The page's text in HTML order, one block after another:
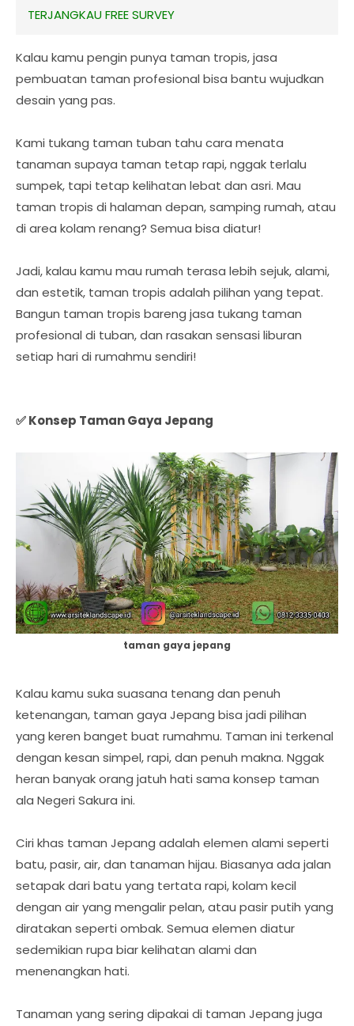
TERJANGKAU FREE SURVEY
Kalau kamu pengin punya taman tropis, jasa
pembuatan taman profesional bisa bantu wujudkan
desain yang pas.
Kami tukang taman tuban tahu cara menata
tanaman supaya taman tetap rapi, nggak terlalu
sumpek, tapi tetap kelihatan lebat dan asri. Mau
taman tropis di halaman depan, samping rumah, atau
di area kolam renang? Semua bisa diatur!
Jadi, kalau kamu mau rumah terasa lebih sejuk, alami,
dan estetik, taman tropis adalah pilihan yang tepat.
Bangun taman tropis bareng jasa tukang taman
profesional di tuban, dan rasakan sensasi liburan
setiap hari di rumahmu sendiri!
✅ Konsep Taman Gaya Jepang
taman gaya jepang
Kalau kamu suka suasana tenang dan penuh
ketenangan, taman gaya Jepang bisa jadi pilihan
yang keren banget buat rumahmu. Taman ini terkenal
dengan kesan simpel, rapi, dan penuh makna. Nggak
heran banyak orang jatuh hati sama konsep taman
ala Negeri Sakura ini.
Ciri khas taman Jepang adalah elemen alami seperti
batu, pasir, air, dan tanaman hijau. Biasanya ada jalan
setapak dari batu yang tertata rapi, kolam kecil
dengan air yang mengalir pelan, atau pasir putih yang
diratakan seperti ombak. Semua elemen diatur
sedemikian rupa biar kelihatan alami dan
menenangkan hati.
Tanaman yang sering dipakai di taman Jepang juga